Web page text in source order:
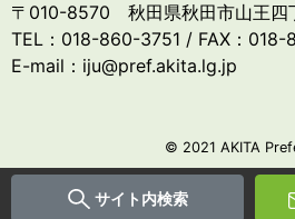
サイト内検索
〒010-8570 秋田県秋田市山王四
TEL：018-860-3751 / FAX：018-
E-mail：iju@pref.akita.lg.jp
© 2021 AKITA